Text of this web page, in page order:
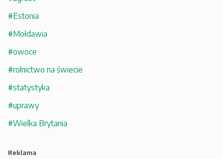
#Estonia
#Mołdawia
#owoce
#rolnictwo na świecie
#statystyka
#uprawy
#Wielka Brytania
Reklama